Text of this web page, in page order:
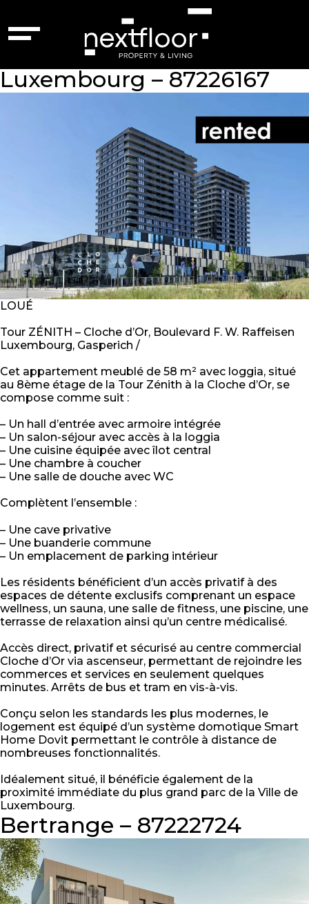
Attribute :
triple
vitrage
Luxembourg – 87226167
LOUÉ
Tour ZÉNITH – Cloche d’Or, Boulevard F. W. Raffeisen
Luxembourg, Gasperich /
Cet appartement meublé de 58 m² avec loggia, situé
au 8ème étage de la Tour Zénith à la Cloche d’Or, se
compose comme suit :
– Un hall d’entrée avec armoire intégrée
– Un salon-séjour avec accès à la loggia
– Une cuisine équipée avec îlot central
– Une chambre à coucher
– Une salle de douche avec WC
Complètent l’ensemble :
– Une cave privative
– Une buanderie commune
– Un emplacement de parking intérieur
Les résidents bénéficient d’un accès privatif à des
espaces de détente exclusifs comprenant un espace
wellness, un sauna, une salle de fitness, une piscine, une
terrasse de relaxation ainsi qu’un centre médicalisé.
Accès direct, privatif et sécurisé au centre commercial
Cloche d’Or via ascenseur, permettant de rejoindre les
commerces et services en seulement quelques
minutes. Arrêts de bus et tram en vis-à-vis.
Conçu selon les standards les plus modernes, le
logement est équipé d’un système domotique Smart
Home Dovit permettant le contrôle à distance de
nombreuses fonctionnalités.
Idéalement situé, il bénéficie également de la
proximité immédiate du plus grand parc de la Ville de
Luxembourg.
Bertrange – 87222724